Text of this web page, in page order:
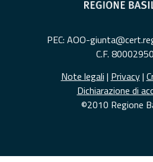
PEC: AOO-
C.F.
Note legali | Privacy|
Dichiarazione di
©2010 Regione